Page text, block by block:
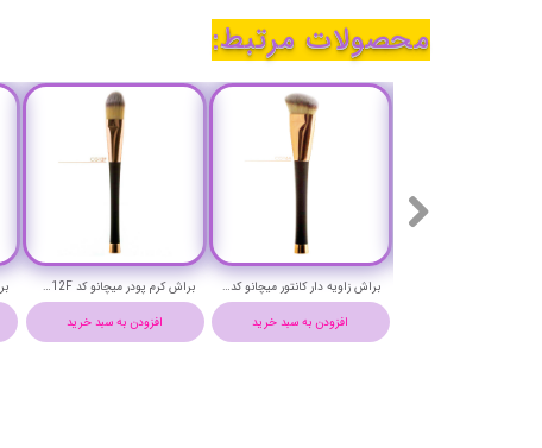
براش حرفه ای کرم پودر و کانتور تخت میچانو کد CG12L
افزودن به سبد خرید
براش کرم پودر با زاویه مثلث میچانو کد CG16Z
افزودن به سبد خرید
محصولات مرتبط: